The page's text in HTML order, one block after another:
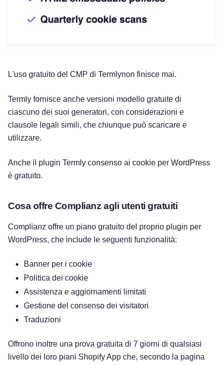
L'uso gratuito del CMP di Termlynon finisce mai.
Termly fornisce anche versioni modello gratuite di
ciascuno dei suoi generatori, con considerazioni e
clausole legali simili, che chiunque può scaricare e
utilizzare.
Anche il plugin Termly consenso ai cookie per WordPress
è gratuito.
Cosa offre Complianz agli utenti gratuiti
Complianz offre un piano gratuito del proprio plugin per
WordPress, che include le seguenti funzionalità:
Banner per i cookie
Politica dei cookie
Assistenza e aggiornamenti limitati
Gestione del consenso dei visitatori
Traduzioni
Offrono inoltre una prova gratuita di 7 giorni di qualsiasi
livello dei loro piani Shopify App che, secondo la pagina